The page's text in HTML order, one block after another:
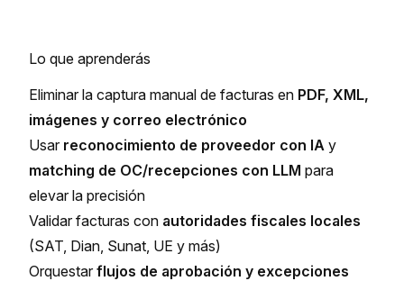
Lo que aprenderás
Eliminar la captura manual de facturas en PDF, XML,
imágenes y correo electrónico
Usar reconocimiento de proveedor con IA y
matching de OC/recepciones con LLM para
elevar la precisión
Validar facturas con autoridades fiscales locales
(SAT, Dian, Sunat, UE y más)
Orquestar flujos de aprobación y excepciones